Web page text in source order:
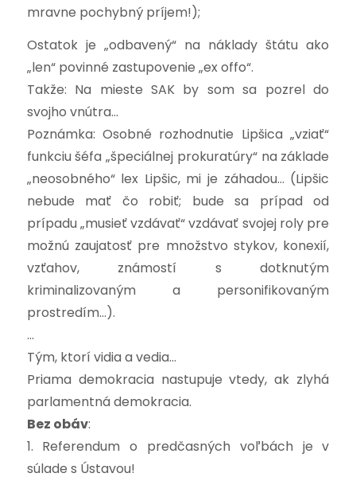
mravne pochybný príjem!);
Ostatok je „odbavený“ na náklady štátu ako
„len“ povinné zastupovenie „ex offo“.
Takže: Na mieste SAK by som sa pozrel do
svojho vnútra…
Poznámka: Osobné rozhodnutie Lipšica „vziať“
funkciu šéfa „špeciálnej prokuratúry“ na základe
„neosobného“ lex Lipšic, mi je záhadou… (Lipšic
nebude mať čo robiť; bude sa prípad od
prípadu „musieť vzdávať“ vzdávať svojej roly pre
možnú zaujatosť pre množstvo stykov, konexií,
vzťahov, známostí s dotknutým
kriminalizovaným a personifikovaným
prostredím…).
…
Tým, ktorí vidia a vedia…
Priama demokracia nastupuje vtedy, ak zlyhá
parlamentná demokracia.
Bez obáv:
1. Referendum o predčasných voľbách je v
súlade s Ústavou!